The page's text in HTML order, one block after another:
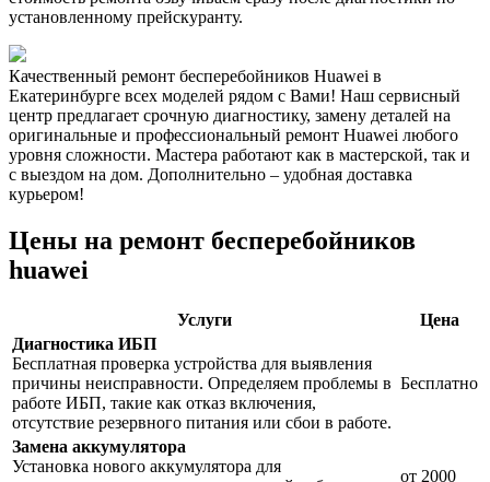
установленному прейскуранту.
Качественный ремонт бесперебойников Huawei в
Екатеринбурге всех моделей рядом с Вами! Наш сервисный
центр предлагает срочную диагностику, замену деталей на
оригинальные и профессиональный ремонт Huawei любого
уровня сложности. Мастера работают как в мастерской, так и
с выездом на дом. Дополнительно – удобная доставка
курьером!
Цены на ремонт бесперебойников
huawei
Услуги
Цена
Диагностика ИБП
Бесплатная проверка устройства для выявления
причины неисправности. Определяем проблемы в
работе ИБП, такие как отказ включения,
отсутствие резервного питания или сбои в работе.
Бесплатно
Замена аккумулятора
Установка нового аккумулятора для
от 2000